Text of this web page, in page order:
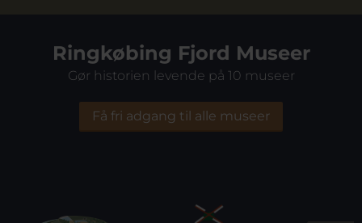
Ringkøbing Fjord Museer
Gør historien levende på 10 museer
Få fri adgang til alle museer